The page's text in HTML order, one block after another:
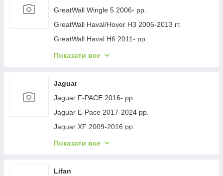
Geely Emgrand X7 2011- рр.
Geely LC Cross 2008-2016 гг.
Geely MK 2006-2014 рр.
Geely MK Cross 2010-2016 рр.
GreatWall Wingle 5 2006- рр.
GreatWall Haval/Hover H3 2005-2013 гг.
GreatWall Haval H6 2011- рр.
GreatWall Haval F7 2018-2024 рр.
Показати все
Jaguar
Jaguar F-PACE 2016- рр.
Jaguar E-Pace 2017-2024 рр.
Jaguar XF 2009-2016 рр.
Jaguar XF 2016- рр.
Jaguar XJ 2010-хв.
Показати все
Lifan